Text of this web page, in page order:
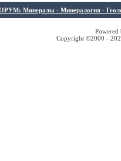
Минералы - Минералогия -
Copyright ©2000 -